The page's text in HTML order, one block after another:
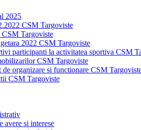
2025
CSM Targoviste
Targoviste
2022 CSM Targoviste
participanti la activitatea sportiva CSM
CSM Targoviste
de organizare si functionare CSM
CSM Targoviste
avere si interese